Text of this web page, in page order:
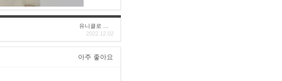
2022.12.02
아주 좋아요